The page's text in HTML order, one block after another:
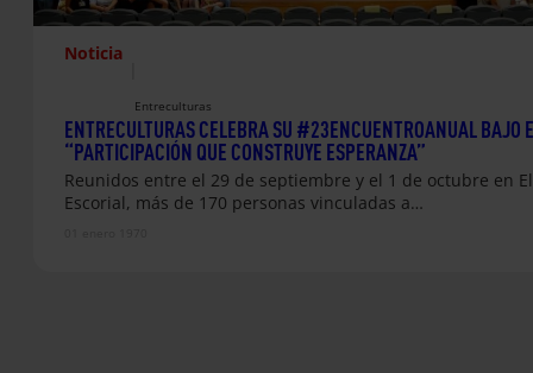
Noticia
Entreculturas
ENTRECULTURAS CELEBRA SU #23ENCUENTROANUAL BAJO
“PARTICIPACIÓN QUE CONSTRUYE ESPERANZA”
Reunidos entre el 29 de septiembre y el 1 de octubre en El
Escorial, más de 170 personas vinculadas a…